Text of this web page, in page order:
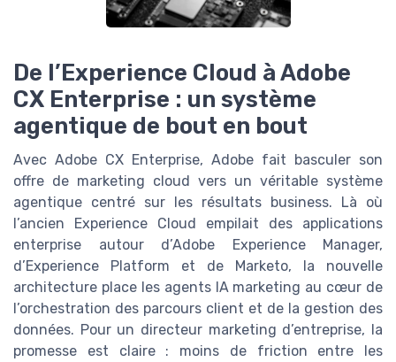
De l’Experience Cloud à Adobe
CX Enterprise : un système
agentique de bout en bout
Avec Adobe CX Enterprise, Adobe fait basculer son
offre de marketing cloud vers un véritable système
agentique centré sur les résultats business. Là où
l’ancien Experience Cloud empilait des applications
enterprise autour d’Adobe Experience Manager,
d’Experience Platform et de Marketo, la nouvelle
architecture place les agents IA marketing au cœur de
l’orchestration des parcours client et de la gestion des
données. Pour un directeur marketing d’entreprise, la
promesse est claire : moins de friction entre les